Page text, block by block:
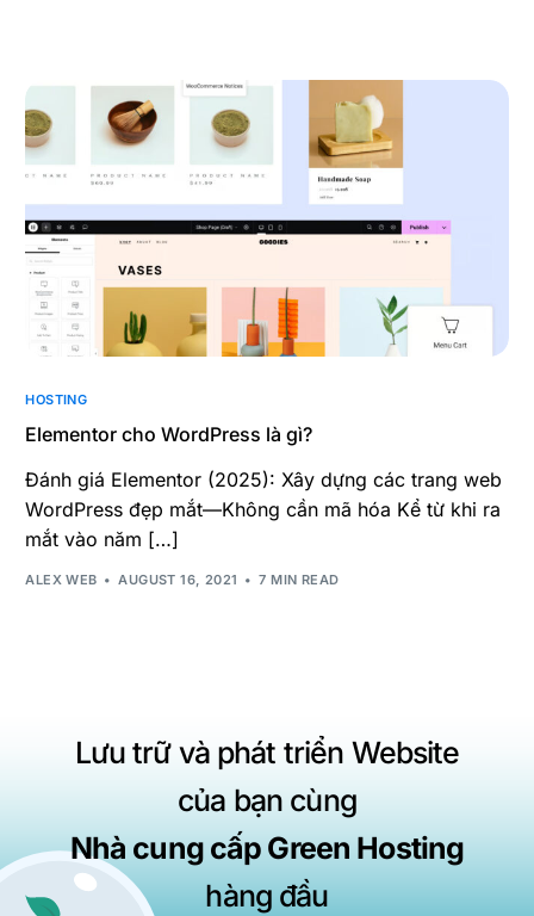
HOSTING
Elementor cho WordPress là gì?
Đánh giá Elementor (2025): Xây dựng các trang web
WordPress đẹp mắt—Không cần mã hóa Kể từ khi ra
mắt vào năm […]
ALEX WEB AUGUST 16, 2021 7 MIN READ
Lưu trữ và phát triển Website
của bạn cùng
Nhà cung cấp Green Hosting
hàng đầu